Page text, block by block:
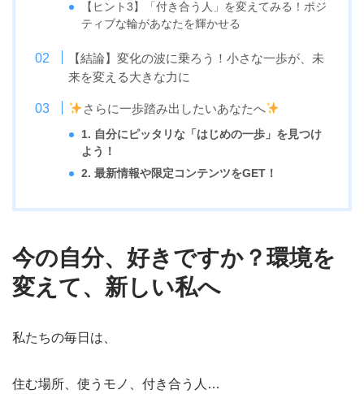
【ヒント3】「付き合う人」を変えてみる！ポジ
ティブな輪があなたを輝かせる
【結論】変化の波に乗ろう！小さな一歩が、未
来を変える大きな力に
さらに一歩踏み出したいあなたへ
1. 自分にピッタリな「はじめの一歩」を見つけ
よう！
2. 最新情報や限定コンテンツをGET！
今の自分、好きですか？環境を
変えて、新しい私へ
私たちの毎日は、
住む場所、使うモノ、付き合う人…